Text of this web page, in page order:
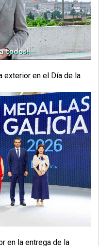
exterior en el Día de la
en la entrega de la